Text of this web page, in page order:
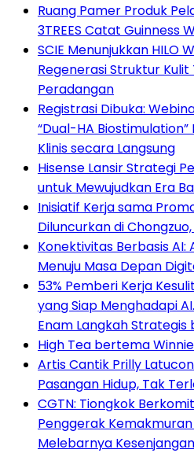
Ruang Pamer Produk
3TREES Catat Guinness
SCIE Menunjukkan HILO
Regenerasi Struktur
Peradangan
Registrasi Dibuka:
“Dual-HA
Klinis secara Langsung
Hisense Lansir Strategi
untuk Mewujudkan Era
Inisiatif Kerja sama
Diluncurkan di
Konektivitas Berbasis AI:
Menuju Masa Depan
53% Pemberi Kerja
yang Siap Menghadapi
Enam Langkah Strategis
High Tea bertema
Artis Cantik Prilly
Pasangan Hidup, Tak
CGTN: Tiongkok
Penggerak
Melebarnya